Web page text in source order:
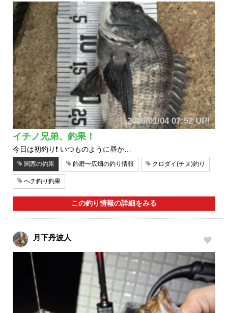
2026/01/04 07:52 UP!
イチノ兄弟、釣果！
今日は初釣り❗️ いつものように昼か…
関西の釣果 飾磨〜広畑の釣り情報 クロダイ(チヌ)釣り
ヘチ釣り釣果
この釣り情報の詳細をみる
月下丹波人